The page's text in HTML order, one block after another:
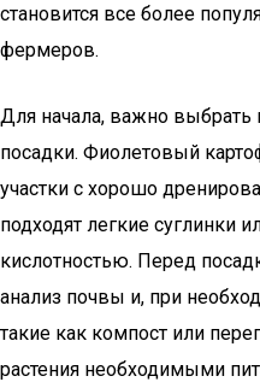
становится все более
фермеров.
Для начала, важно выбрать
посадки. Фиолетовый
участки с хорошо
подходят легкие суглинки
кислотностью. Перед
анализ почвы и, при
такие как компост или
растения необходимыми